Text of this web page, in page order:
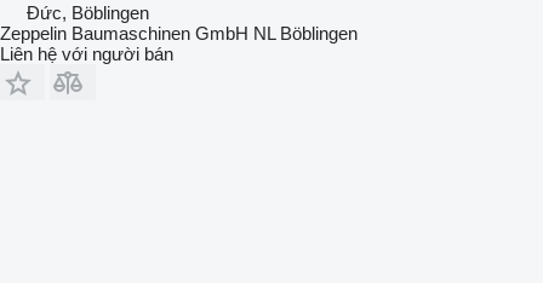
Đức, Böblingen
Zeppelin Baumaschinen GmbH NL Böblingen
Liên hệ với người bán